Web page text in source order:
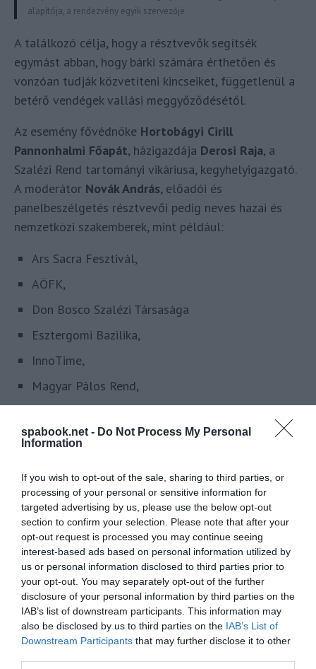
spabook.net - Do Not Process My Personal
Information
If you wish to opt-out of the sale, sharing to third parties, or
processing of your personal or sensitive information for
targeted advertising by us, please use the below opt-out
section to confirm your selection. Please note that after your
opt-out request is processed you may continue seeing
interest-based ads based on personal information utilized by
us or personal information disclosed to third parties prior to
your opt-out. You may separately opt-out of the further
disclosure of your personal information by third parties on the
IAB’s list of downstream participants. This information may
also be disclosed by us to third parties on the IAB’s List of
Downstream Participants that may further disclose it to other
alapítója, a rendezvény egyik szervezője
A találkozó célja, hogy a résztvevők segítsék
egymást abban, hogy bárki számára érthetően és
vonzóan tudják közvetíteni kincseiket, függetlenül a
betérő vendégek vallási meggyőződésétől.
Az esemény fővédnöke Hortobágyi Cirill
Pannonhalmi Főapát, házigazdája Derosi Raja, a
Szalézi Rend tartományi vikáriusa, kegyhelyigazgató.
A moderátor Novák András, előadói és
panelbeszélgetés résztvevői pedig neves hazai és
nemzetközi szakemberek, mint például:
Ars Sacra Fesztivál,
AÖFK,
Don Bosco Szalézi Társasága
Esztergomi Bazilika,
InnoTime,
Magyar Pálos Rend,
Pécsi Egyházmegye,
Pilgern im Norden,
Tiszántúli Református Egyházkerület,